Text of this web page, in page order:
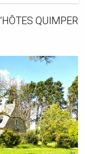
QUIMPER